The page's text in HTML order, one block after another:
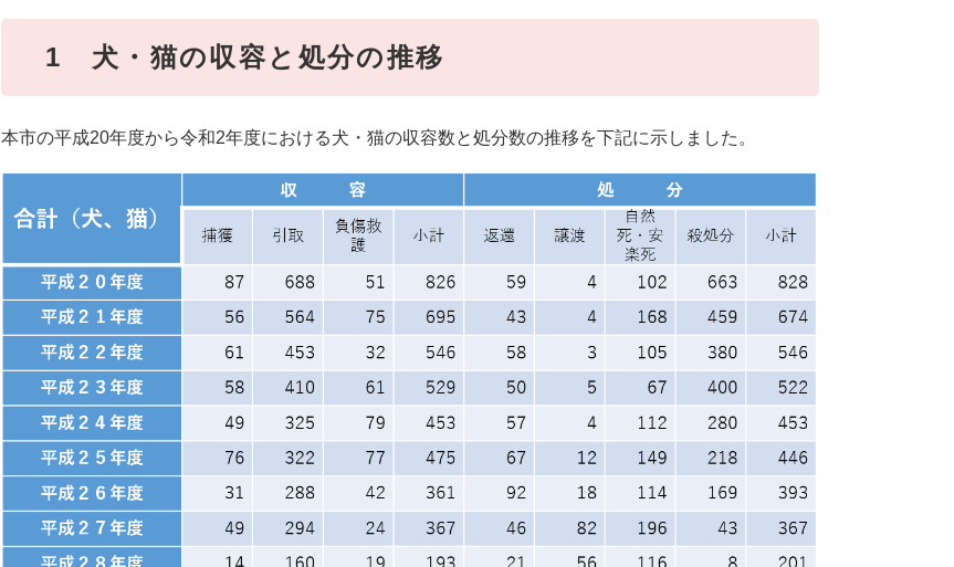
1 犬・猫の収容と処分の推移
本市の平成20年度から令和2年度における犬・猫の収容数と処分数の推移を下記に示しました。